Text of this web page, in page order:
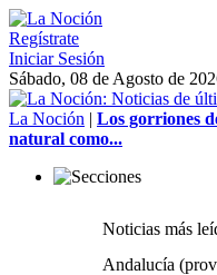
Regístrate
Iniciar Sesión
Sábado, 08 de Agosto de
La Noción | Los gorriones
natural como...
Noticias más
Andalucía